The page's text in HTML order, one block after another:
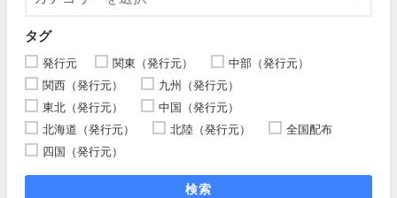
タグ
発行元 関東（発行元）
中部（発行元）
関西（発行元）
九州（発行元）
東北（発行元）
中国（発行元）
北海道（発行元）
北陸（発行元）
全国配布
四国（発行元）
検索